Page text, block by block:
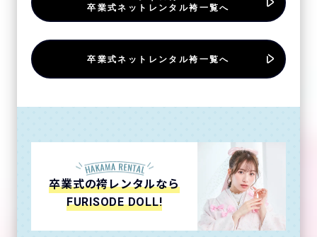
卒業式ネットレンタル袴一覧へ
卒業式ネットレンタル袴一覧へ
卒業式の袴レンタルなら
FURISODE DOLL!